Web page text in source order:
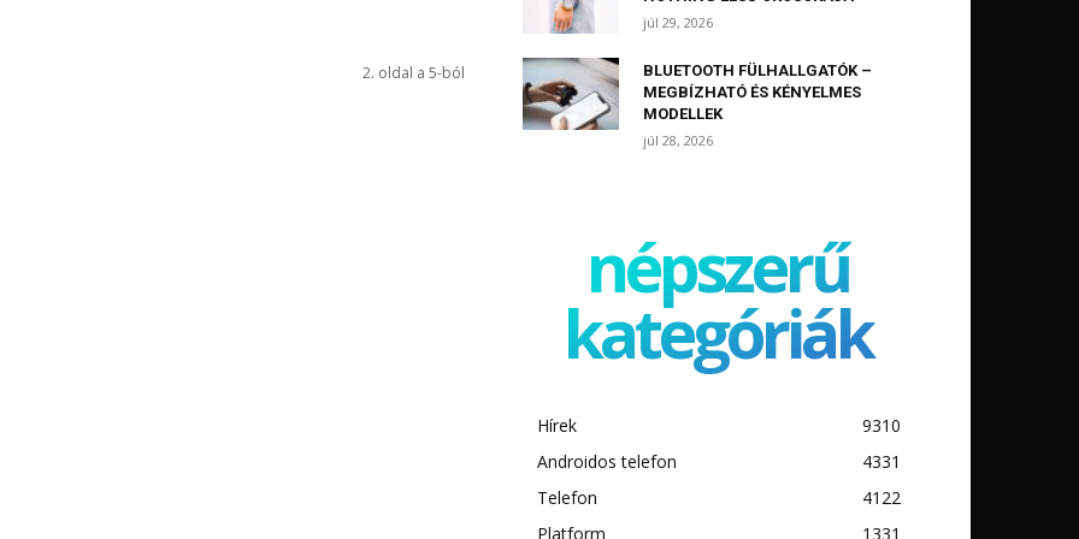
2. oldal a 5-ból
júl 29, 2026
BLUETOOTH FÜLHALLGATÓK –
MEGBÍZHATÓ ÉS KÉNYELMES
MODELLEK
júl 28, 2026
népszerű
kategóriák
Hírek
9310
Androidos telefon
4331
Telefon
4122
Platform
1331